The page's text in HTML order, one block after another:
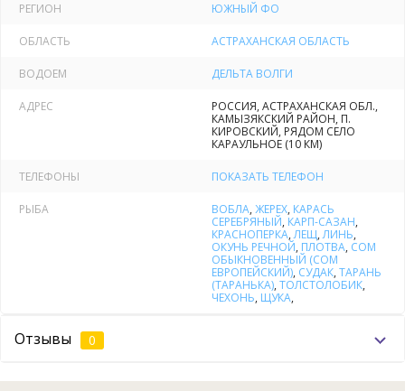
котельная и аварийный электрогенератор,
воды.
Рыбалка
красноперка, лещ, линь, окунь, сазан, щука, сом, сопа,
судак, тарань, толстолобик, чехонь. В течение года идет
неплохой улов не только днем, но и ночью. К примеру,
судак в темное время суток приплывает близко к косам и
отмелям, где отлично ловится, а в светлое время суток
показать сотни потаенных мест, добраться до которых
базе в прокате.
РЕГИОН ЮЖНЫЙ ФО
ОБЛАСТЬ АСТРАХАНСКАЯ ОБЛАСТЬ
ВОДОЕМ ДЕЛЬТА ВОЛГИ
АДРЕС
РОССИЯ, АСТРАХАНСКАЯ ОБЛ.,
КАМЫЗЯКСКИЙ РАЙОН, П.
КИРОВСКИЙ, РЯДОМ СЕЛО
КАРАУЛЬНОЕ (10 КМ)
ТЕЛЕФОНЫ ПОКАЗАТЬ ТЕЛЕФОН
РЫБА ВОБЛА, ЖЕРЕХ, КАРАСЬ
СЕРЕБРЯНЫЙ, КАРП-САЗАН,
КРАСНОПЕРКА,ЛЕЩ,ЛИНЬ,
ОКУНЬ РЕЧНОЙ, ПЛОТВА, СОМ
ОБЫКНОВЕННЫЙ (СОМ
ЕВРОПЕЙСКИЙ), СУДАК, ТАРАНЬ
(ТАРАНЬКА), ТОЛСТОЛОБИК,
ЧЕХОНЬ, ЩУКА,
Отзывы 0